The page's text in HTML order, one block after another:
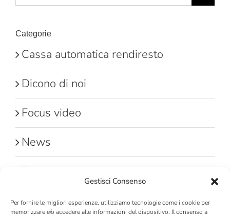
Gestisci Consenso
Per fornire le migliori esperienze, utilizziamo tecnologie come i cookie per
memorizzare e/o accedere alle informazioni del dispositivo. Il consenso a
per:
Categorie
Cassa automatica rendiresto
Dicono di noi
Focus video
News
Testimonianze